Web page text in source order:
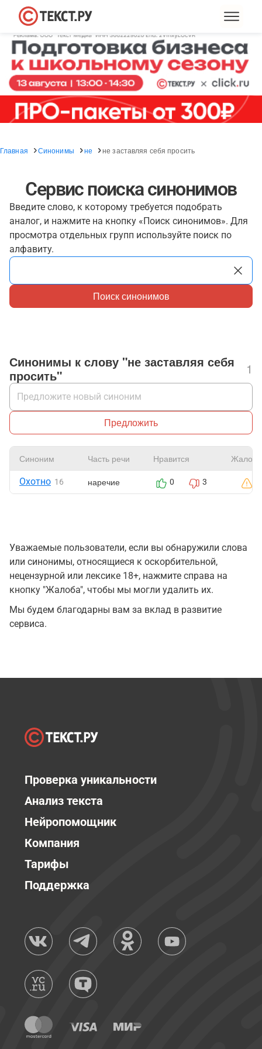
Главная Синонимы не не заставляя себя просить
Сервис поиска синонимов
Введите слово, к которому требуется подобрать
аналог, и нажмите на кнопку «Поиск синонимов». Для
просмотра отдельных групп используйте поиск по
алфавиту.
Поиск синонимов
Синонимы к слову "не заставляя себя
просить"
1
Предложить
Синоним Часть речи Нравится Жалоба
Охотно 16 наречие 0 3
Уважаемые пользователи, если вы обнаружили слова
или синонимы, относящиеся к оскорбительной,
нецензурной или лексике 18+, нажмите справа на
кнопку "Жалоба", чтобы мы могли удалить их.
Мы будем благодарны вам за вклад в развитие
сервиса.
Проверка уникальности
Анализ текста
Нейропомощник
Компания
Тарифы
Поддержка